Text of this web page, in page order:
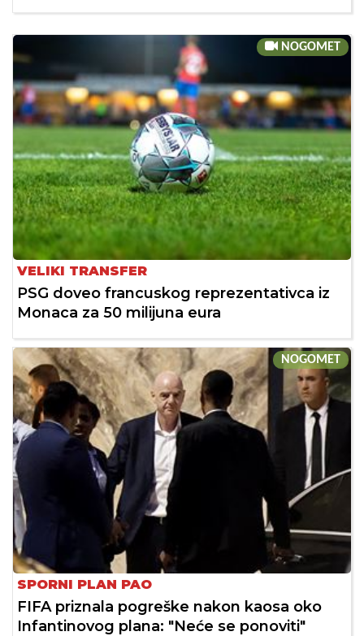
NOGOMET
VELIKI TRANSFER
PSG doveo francuskog reprezentativca iz
Monaca za 50 milijuna eura
NOGOMET
SPORNI PLAN PAO
FIFA priznala pogreške nakon kaosa oko
Infantinovog plana: "Neće se ponoviti"